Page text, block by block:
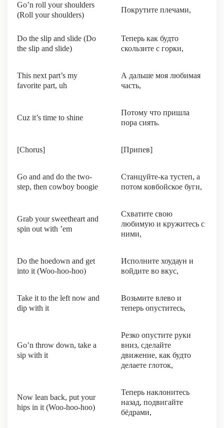
Go’n roll your shoulders
(Roll your shoulders)
Покрутите плечами,
Do the slip and slide (Do
the slip and slide)
Теперь как будто
скользите с горки,
This next part’s my
favorite part, uh
А дальше моя любимая
часть,
Cuz it’s time to shine
Потому что пришла
пора сиять.
[Chorus] [Припев]
Go and and do the two-
step, then cowboy boogie
Станцуйте-ка тустеп, а
потом ковбойское буги,
Grab your sweetheart and
spin out with ’em
Схватите свою
любимую и кружитесь с
ними,
Do the hoedown and get
into it (Woo-hoo-hoo)
Исполните хоудаун и
войдите во вкус,
Take it to the left now and
dip with it
Возьмите влево и
теперь опуститесь,
Go’n throw down, take a
sip with it
Резко опустите руки
вниз, сделайте
движение, как будто
делаете глоток,
Now lean back, put your
hips in it (Woo-hoo-hoo)
Теперь наклонитесь
назад, подвигайте
бёдрами,